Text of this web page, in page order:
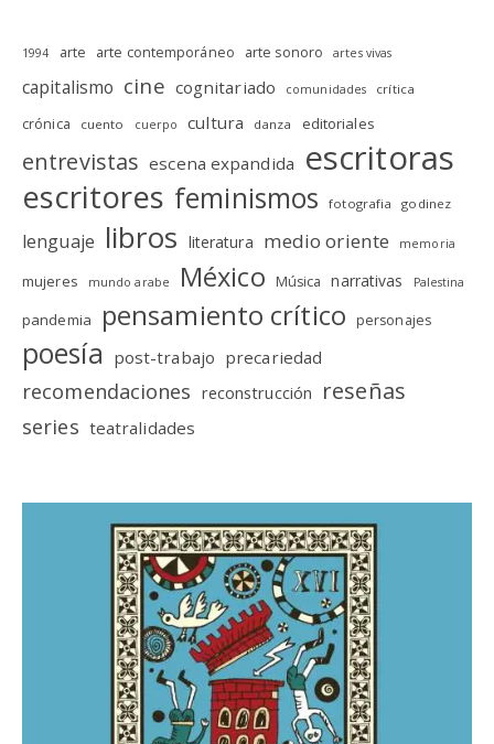
1994 arte arte contemporáneo arte sonoro artes vivas
capitalismo cine cognitariado comunidades crítica
crónica cuento cuerpo cultura danza editoriales
entrevistas escena expandida escritoras
escritores feminismos fotografia godinez
lenguaje libros literatura medio oriente memoria
mujeres mundo arabe México Música narrativas Palestina
pandemia pensamiento crítico personajes
poesía post-trabajo precariedad
recomendaciones reconstrucción reseñas
series teatralidades